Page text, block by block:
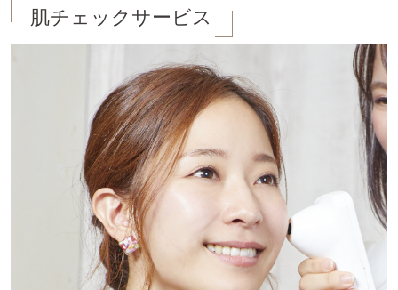
肌チェックサービス